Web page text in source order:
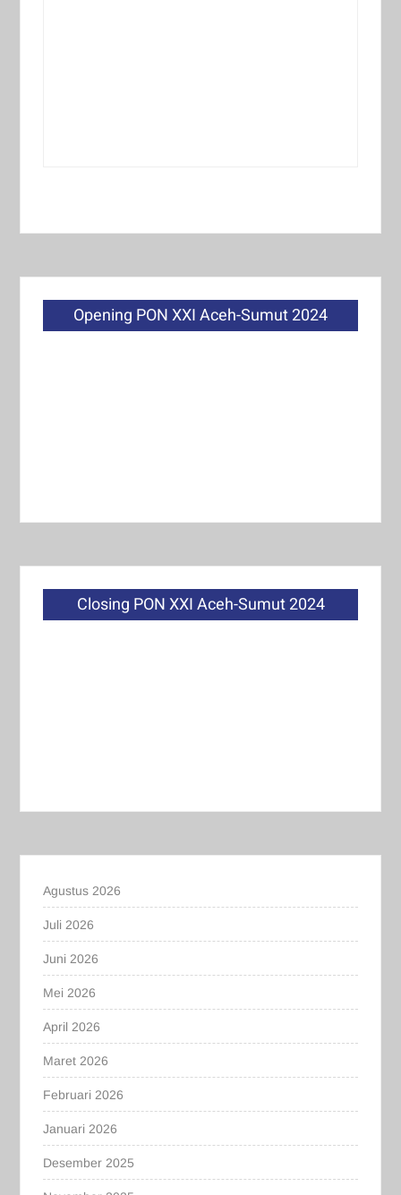
Opening PON XXI Aceh-Sumut 2024
Closing PON XXI Aceh-Sumut 2024
Agustus 2026
Juli 2026
Juni 2026
Mei 2026
April 2026
Maret 2026
Februari 2026
Januari 2026
Desember 2025